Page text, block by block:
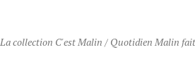
La collection C'est Malin / Quotidien Malin